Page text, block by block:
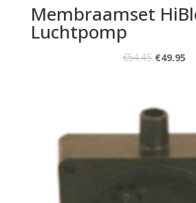
Membraamset
Luchtpomp
€54.45 €49.95